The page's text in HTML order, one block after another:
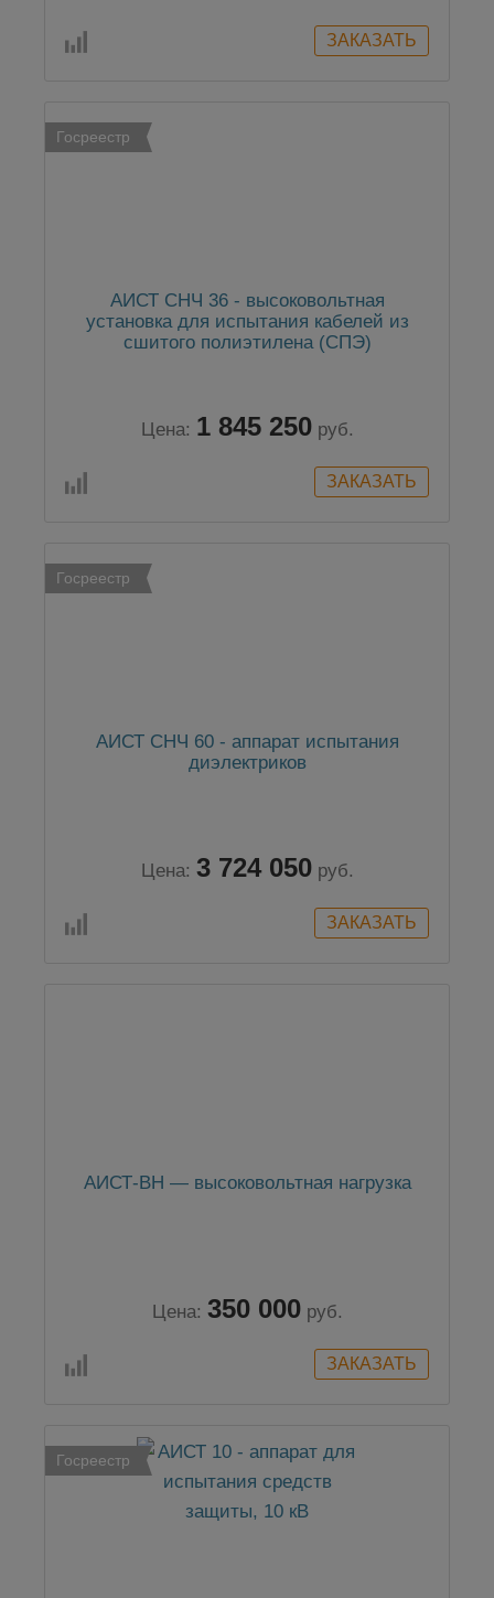
Госреестр
АИСТ СНЧ 36 - высоковольтная
установка для испытания кабелей из
сшитого полиэтилена (СПЭ)
Цена: 1 845 250 руб.
Госреестр
АИСТ СНЧ 60 - аппарат испытания
диэлектриков
Цена: 3 724 050 руб.
АИСТ-ВН — высоковольтная нагрузка
Цена: 350 000 руб.
Госреестр